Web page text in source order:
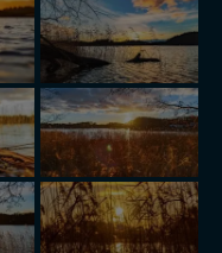
Twoje dane są u
co do naszych
zgodę. Więcej
Prywatności.
DO SERWISU
danych.
nie udostępnia
osobom
przekazanie
(przekazanie